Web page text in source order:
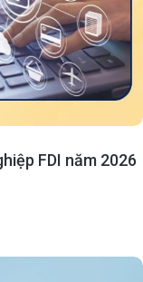
FDI năm 2026